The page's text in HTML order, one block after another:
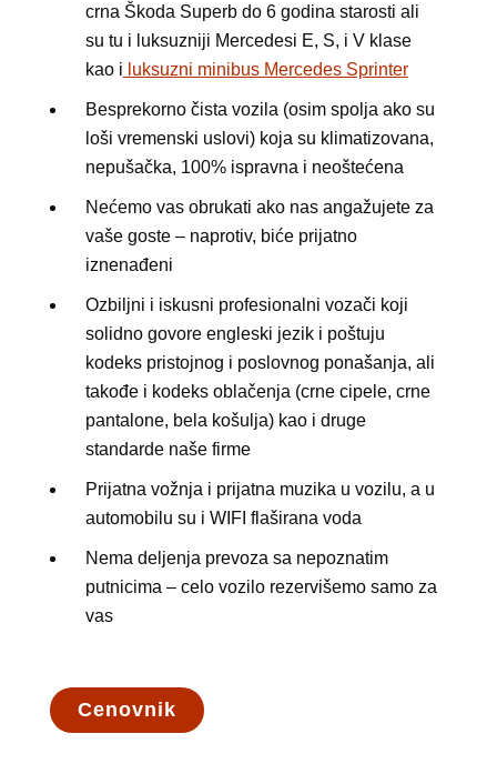
crna Škoda Superb do 6 godina starosti ali
su tu i luksuzniji Mercedesi E, S, i V klase
kao i luksuzni minibus Mercedes Sprinter
Besprekorno čista vozila (osim spolja ako su
loši vremenski uslovi) koja su klimatizovana,
nepušačka, 100% ispravna i neoštećena
Nećemo vas obrukati ako nas angažujete za
vaše goste – naprotiv, biće prijatno
iznenađeni
Ozbiljni i iskusni profesionalni vozači koji
solidno govore engleski jezik i poštuju
kodeks pristojnog i poslovnog ponašanja, ali
takođe i kodeks oblačenja (crne cipele, crne
pantalone, bela košulja) kao i druge
standarde naše firme
Prijatna vožnja i prijatna muzika u vozilu, a u
automobilu su i WIFI flaširana voda
Nema deljenja prevoza sa nepoznatim
putnicima – celo vozilo rezervišemo samo za
vas
Cenovnik